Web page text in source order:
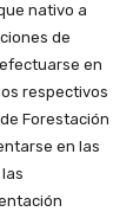
nativo a
de
en
respectivos
Forestación
en las